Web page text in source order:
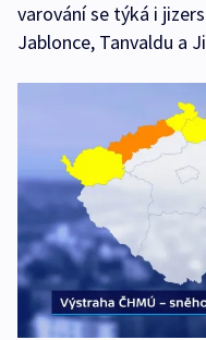
varování se týká i
Jablonce, Tanvaldu a